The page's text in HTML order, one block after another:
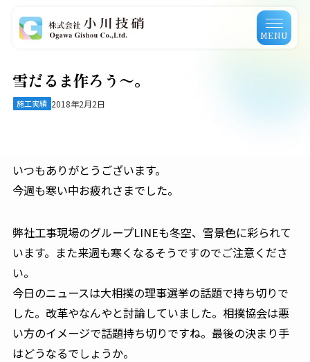
MENU
雪だるま作ろう〜。
施工実績 2018年2月2日
いつもありがとうございます。
今週も寒い中お疲れさまでした。
弊社工事現場のグループLINEも冬空、雪景色に彩られて
います。また来週も寒くなるそうですのでご注意くださ
い。
今日のニュースは大相撲の理事選挙の話題で持ち切りで
した。改革やなんやと討論していました。相撲協会は悪
い方のイメージで話題持ち切りですね。最後の決まり手
はどうなるでしょうか。